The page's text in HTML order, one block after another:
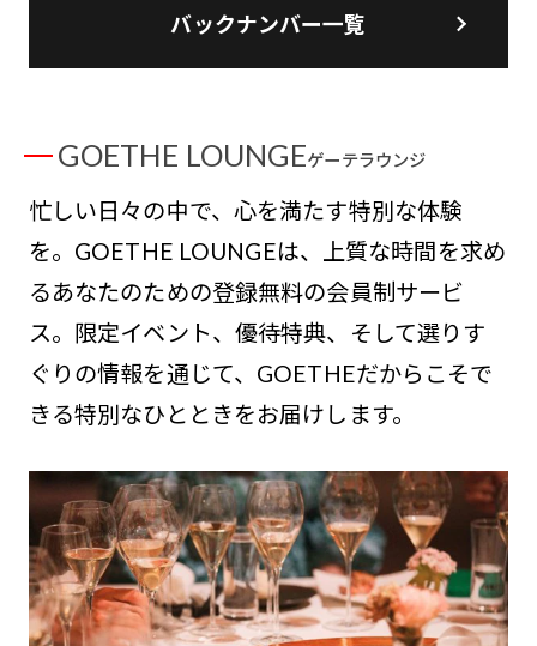
バックナンバー一覧
GOETHE LOUNGEゲーテラウンジ
忙しい日々の中で、心を満たす特別な体験
を。GOETHE LOUNGEは、上質な時間を求め
るあなたのための登録無料の会員制サービ
ス。限定イベント、優待特典、そして選りす
ぐりの情報を通じて、GOETHEだからこそで
きる特別なひとときをお届けします。